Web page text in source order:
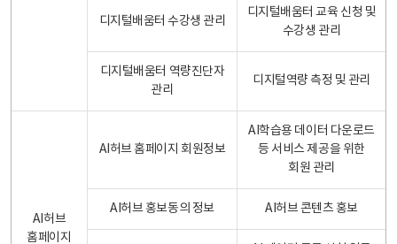
디지털배움터 수강생 관리
디지털배움터 교육 신청 및
수강생 관리
디지털배움터 역량진단자
관리
디지털역량 측정 및 관리
AI허브
홈페이지
AI허브 홈페이지 회원정보
AI학습용 데이터 다운로드
등 서비스 제공을 위한
회원 관리
AI허브 홍보동의 정보 AI허브 콘텐츠 홍보